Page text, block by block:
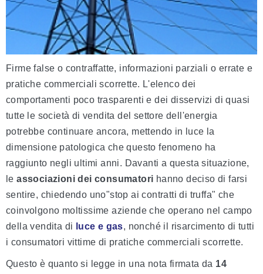
Firme false o contraffatte, informazioni parziali o errate e
pratiche commerciali scorrette. L'elenco dei
comportamenti poco trasparenti e dei disservizi di quasi
tutte le società di vendita del settore dell'energia
potrebbe continuare ancora, mettendo in luce la
dimensione patologica che questo fenomeno ha
raggiunto negli ultimi anni. Davanti a questa situazione,
leassociazioni dei consumatori hanno deciso di farsi
sentire, chiedendo uno"stop ai contratti di truffa" che
coinvolgono moltissime aziende che operano nel campo
della vendita di
luce e gas, nonché il risarcimento di tutti
i consumatori vittime di pratiche commerciali scorrette.
Questo è quanto si legge in una nota firmata da 14